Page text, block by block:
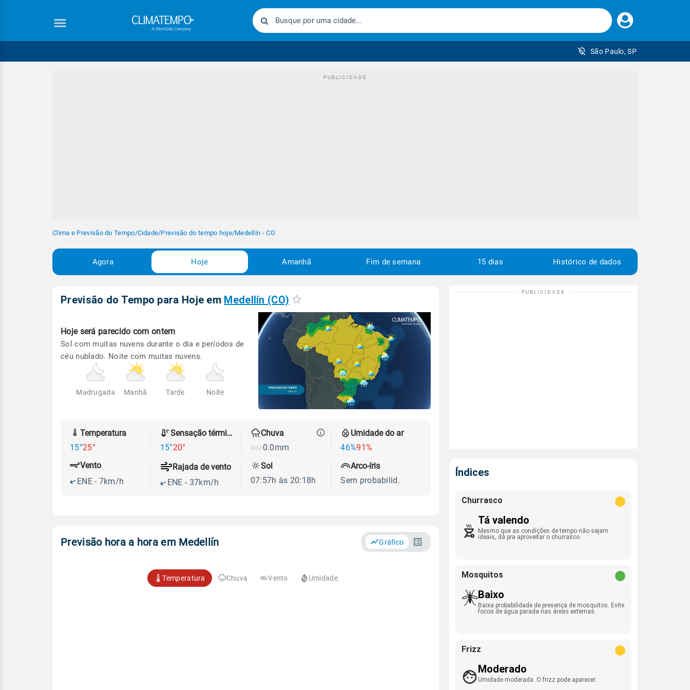
Faça
seu
São Paulo, SP
Clima e Previsão do Tempo/Cidade/Previsão do tempo hoje/Medellín - CO
Agora Hoje Amanhã Fim de semana 15 dias Histórico de dados
Previsão do Tempo para Hoje em Medellín (CO)
Hoje será parecido com ontem
Sol com muitas nuvens durante o dia e períodos de
céu nublado. Noite com muitas nuvens.
Madrugada Manhã Tarde Noite
Temperatura
15°25°
Sensação térmica
15°20°
Chuva
0.0mm
Umidade do ar
46%91%
Vento
ENE - 7km/h
Rajada de vento
ENE - 37km/h
Sol
07:57h às 20:18h
Arco-íris
Sem probabilid.
Previsão hora a hora em Medellín Gráfico
Temperatura Chuva Vento Umidade
Índices
Churrasco
Tá valendo
Mesmo que as condições de tempo não sejam
ideais, dá pra aproveitar o churrasco.
Mosquitos
Baixo
Baixa probabilidade de presença de mosquitos. Evite
focos de água parada nas áreas externas.
Frizz
Moderado
Umidade moderada. O frizz pode aparecer.